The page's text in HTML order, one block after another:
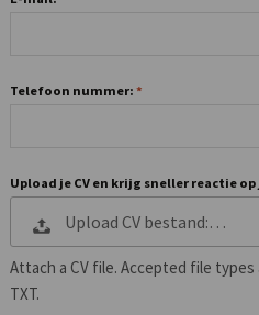
Telefoon nummer:
Upload je CV en krijg sneller reactie
Upload CV bestand:…
Attach a CV file. Accepted file types
TXT.